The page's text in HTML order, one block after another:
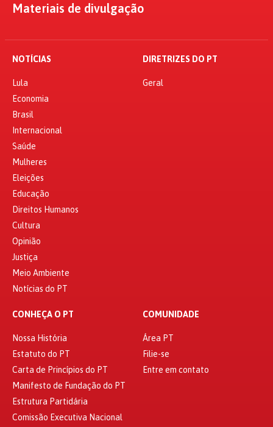
Materiais de divulgação
NOTÍCIAS
Lula
Economia
Brasil
Internacional
Saúde
Mulheres
Eleições
Educação
Direitos Humanos
Cultura
Opinião
Justiça
Meio Ambiente
Notícias do PT
DIRETRIZES DO PT
Geral
CONHEÇA O PT
Nossa História
Estatuto do PT
Carta de Princípios do PT
Manifesto de Fundação do PT
Estrutura Partidária
Comissão Executiva Nacional
COMUNIDADE
Área PT
Filie-se
Entre em contato